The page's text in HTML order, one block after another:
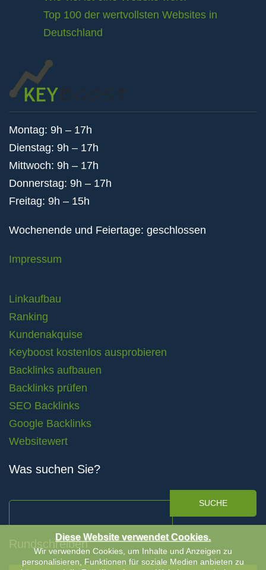
Top 100 der wertvollsten Websites in
Deutschland
Montag: 9h – 17h
Dienstag: 9h – 17h
Mittwoch: 9h – 17h
Donnerstag: 9h – 17h
Freitag: 9h – 15h
Wochenende und Feiertage: geschlossen
Impressum
Linkaufbau
Ranking
Kundenakquise
Keyboost kostenlos ausprobieren
Backlinks aufbauen
Backlinks prüfen
SEO Backlinks
Google Backlinks
Websitewert
Was suchen Sie?
SUCHE
Rundschreiben
Diese Website verwendet Cookies.
Wir verwenden Cookies, um Inhalte und Anzeigen zu
personalisieren, Funktionen für soziale Medien anbieten zu